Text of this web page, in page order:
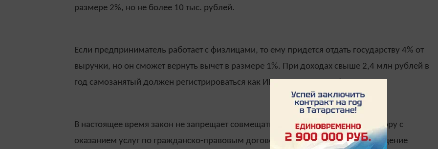
размере 2%, но не более 10 тыс. рублей.
Если предприниматель работает с физлицами, то ему придется отдать государству 4% от
выручки, но он сможет вернуть вычет в размере 1%. При доходах свыше 2,4 млн рублей в
год самозанятый должен регистрироваться как ИП или платить НДФЛ.
В настоящее время закон не запрещает совмещать работу по трудовому договору с
оказанием услуг по гражданско-правовым договорам. Таким образом, совмещение